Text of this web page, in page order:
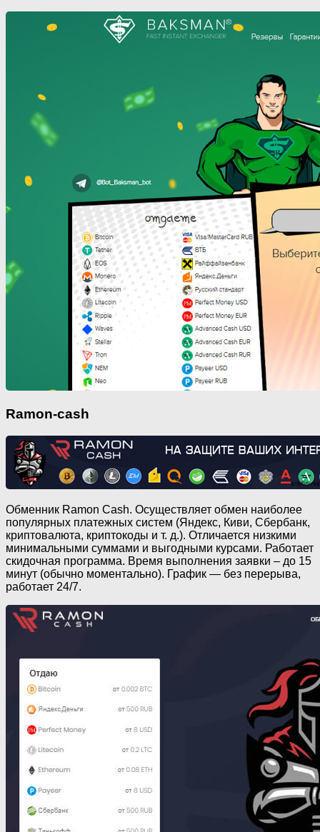
Ramon-cash
Обменник Ramon Cash. Осуществляет обмен наиболее
популярных платежных систем (Яндекс, Киви, Сбербанк,
криптовалюта, криптокоды и т. д.). Отличается низкими
минимальными суммами и выгодными курсами. Работает
скидочная программа. Время выполнения заявки – до 15
минут (обычно моментально). График — без перерыва,
работает 24/7.